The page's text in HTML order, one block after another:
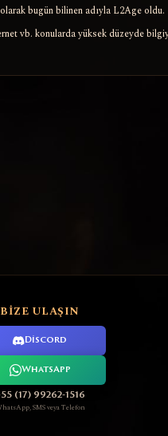
bugün bilinen adıyla L2Age oldu.
vb. konularda yüksek düzeyde
BIZE ULAŞIN
Discord
WhatsApp
(17) 99262-1516
SMS veya Telefon